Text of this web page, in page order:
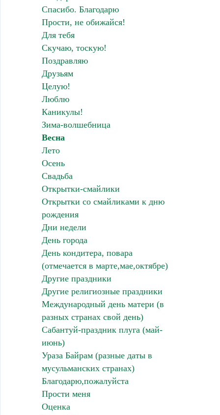
Спасибо. Благодарю
Прости, не обижайся!
Для тебя
Скучаю, тоскую!
Поздравляю
Друзьям
Целую!
Люблю
Каникулы!
Зима-волшебница
Весна
Лето
Осень
Свадьба
Открытки-смайлики
Открытки со смайликами к дню
рождения
Дни недели
День города
День кондитера, повара
(отмечается в марте,мае,октябре)
Другие праздники
Другие религиозные праздники
Международный день матери (в
разных странах свой день)
Сабантуй-праздник плуга (май-
июнь)
Ураза Байрам (разные даты в
мусульманских странах)
Благодарю,пожалуйста
Прости меня
Оценка